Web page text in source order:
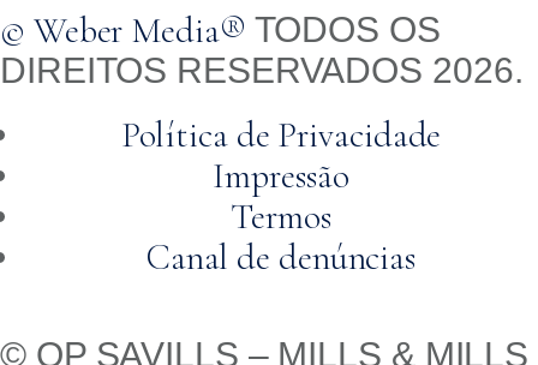
© Weber Media® TODOS OS
DIREITOS RESERVADOS 2026.
Política de Privacidade
Impressão
Termos
Canal de denúncias
© QP SAVILLS – MILLS & MILLS